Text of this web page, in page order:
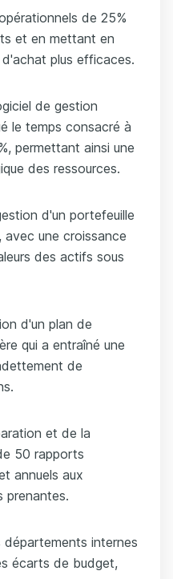
de 25%
et en mettant en
plus efficaces.
de gestion
le temps consacré à
permettant ainsi une
des ressources.
d'un portefeuille
avec une croissance
des actifs sous
d'un plan de
qui a entraîné une
de
et de la
50 rapports
annuels aux
prenantes.
internes
écarts de budget,